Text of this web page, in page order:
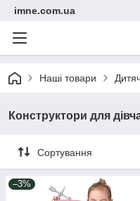
imne.com.ua
Наші товари
Конструктори для
Сортування
–3%